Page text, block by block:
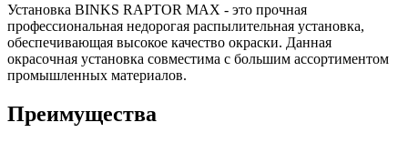
Установка BINKS RAPTOR MAX - это прочная
профессиональная недорогая распылительная установка,
обеспечивающая высокое качество окраски. Данная
окрасочная установка совместима с большим ассортиментом
промышленных материалов.
Преимущества